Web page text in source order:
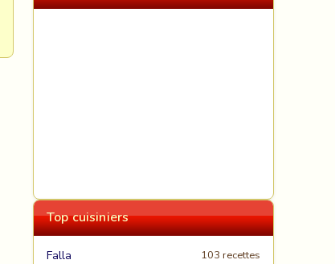
Top cuisiniers
Falla 103 recettes